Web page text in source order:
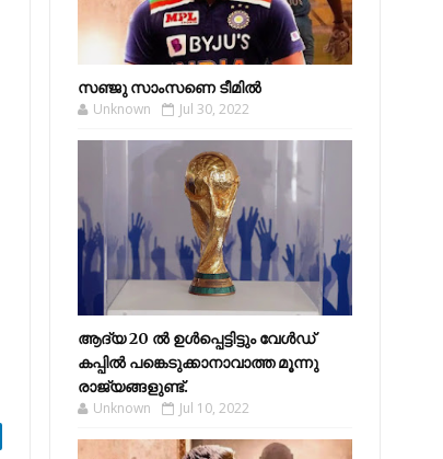
സഞ്ജു സാംസണെ ടീമില്‍
Unknown Jul 30, 2022
ആദ്യ 20 ല്‍ ഉള്‍പ്പെട്ടിട്ടും വേള്‍ഡ്
കപ്പില്‍ പങ്കെടുക്കാനാവാത്ത മൂന്നു
രാജ്യങ്ങളുണ്ട്.
Unknown Jul 10, 2022